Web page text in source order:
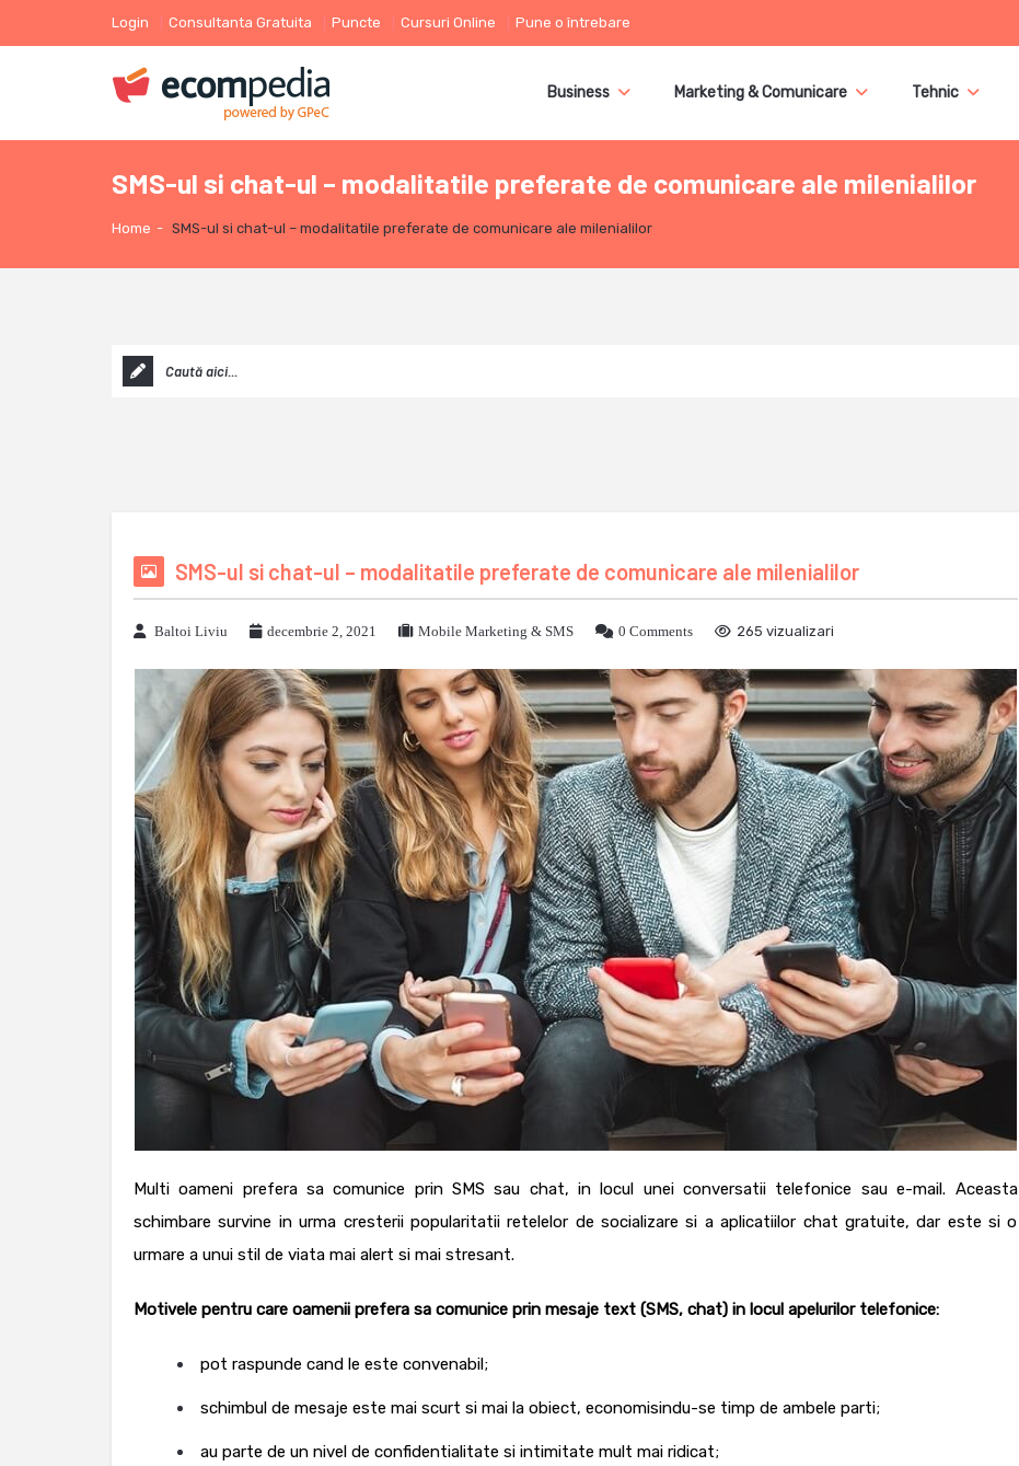
Login Consultanta Gratuita Puncte Cursuri Online Pune o întrebare
Business Marketing & Comunicare Tehnic
SMS-ul si chat-ul – modalitatile preferate de comunicare ale milenialilor
Home - SMS-ul si chat-ul – modalitatile preferate de comunicare ale milenialilor
SMS-ul si chat-ul – modalitatile preferate de comunicare ale milenialilor
Baltoi Liviu decembrie 2, 2021 Mobile Marketing & SMS 0 Comments 265 vizualizari
Multi oameni prefera sa comunice prin SMS sau chat, in locul unei conversatii telefonice sau e-mail. Aceasta
schimbare survine in urma cresterii popularitatii retelelor de socializare si a aplicatiilor chat gratuite, dar este si o
urmare a unui stil de viata mai alert si mai stresant.
Motivele pentru care oamenii prefera sa comunice prin mesaje text (SMS, chat) in locul apelurilor telefonice:
pot raspunde cand le este convenabil;
schimbul de mesaje este mai scurt si mai la obiect, economisindu-se timp de ambele parti;
au parte de un nivel de confidentialitate si intimitate mult mai ridicat;